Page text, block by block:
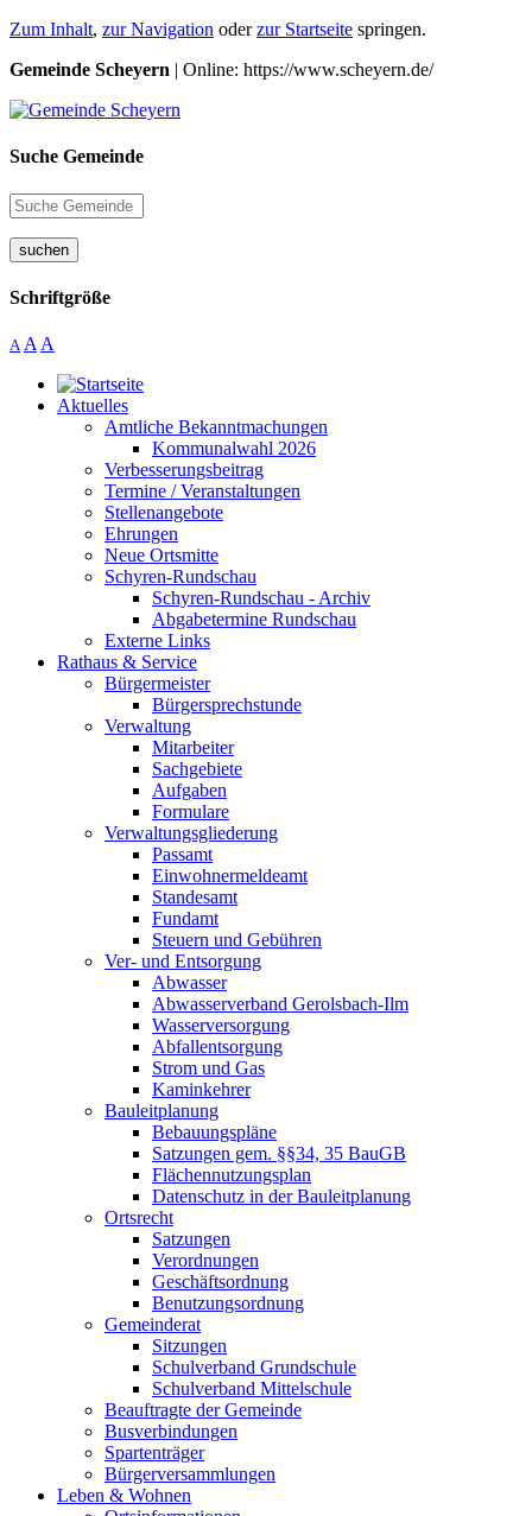
Zum Inhalt, zur Navigation oderzur Startseite springen.
Gemeinde Scheyern | Online: https://www.scheyern.de/
Suche Gemeinde
suchen
Schriftgröße
A A A
Aktuelles
Amtliche Bekanntmachungen
Kommunalwahl 2026
Verbesserungsbeitrag
Termine / Veranstaltungen
Stellenangebote
Ehrungen
Neue Ortsmitte
Schyren-Rundschau
Schyren-Rundschau - Archiv
Abgabetermine Rundschau
Externe Links
Rathaus & Service
Bürgermeister
Bürgersprechstunde
Verwaltung
Mitarbeiter
Sachgebiete
Aufgaben
Formulare
Verwaltungsgliederung
Passamt
Einwohnermeldeamt
Standesamt
Fundamt
Steuern und Gebühren
Ver- und Entsorgung
Abwasser
Abwasserverband Gerolsbach-Ilm
Wasserversorgung
Abfallentsorgung
Strom und Gas
Kaminkehrer
Bauleitplanung
Bebauungspläne
Satzungen gem. §§34, 35 BauGB
Flächennutzungsplan
Datenschutz in der Bauleitplanung
Ortsrecht
Satzungen
Verordnungen
Geschäftsordnung
Benutzungsordnung
Gemeinderat
Sitzungen
Schulverband Grundschule
Schulverband Mittelschule
Beauftragte der Gemeinde
Busverbindungen
Spartenträger
Bürgerversammlungen
Leben & Wohnen